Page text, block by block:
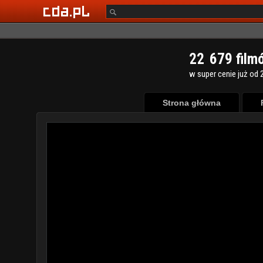
22 679
w super cenie już od
Strona główna